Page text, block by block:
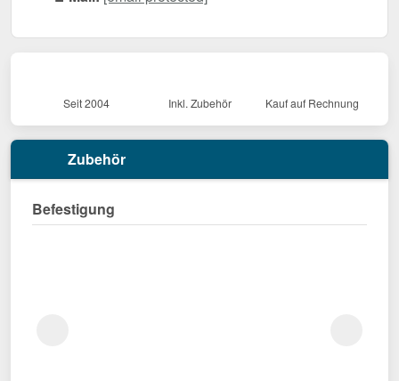
Seit 2004 Inkl. Zubehör Kauf auf Rechnung
Zubehör
Befestigung